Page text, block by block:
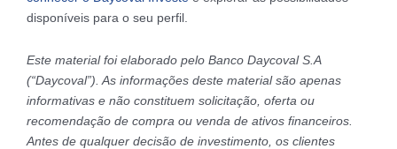
disponíveis para o seu perfil.
Este material foi elaborado pelo Banco Daycoval S.A
(“Daycoval”). As informações deste material são apenas
informativas e não constituem solicitação, oferta ou
recomendação de compra ou venda de ativos financeiros.
Antes de qualquer decisão de investimento, os clientes